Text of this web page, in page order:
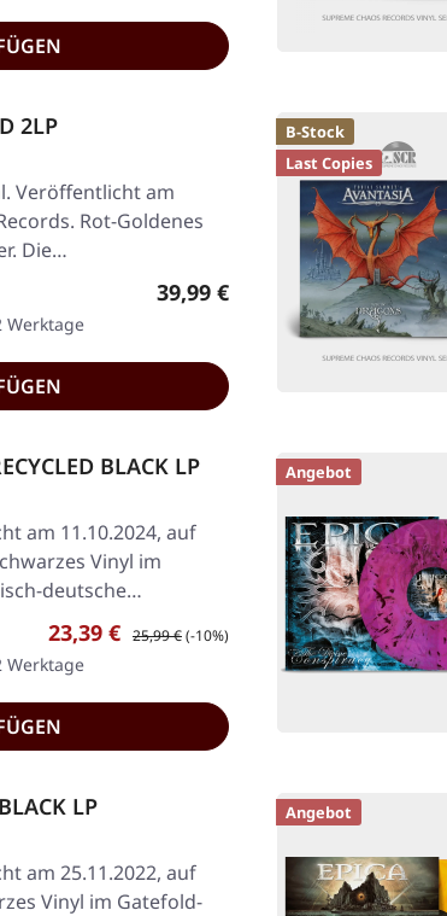
2LP
Veröffentlicht am
Rot-Goldenes
Die…
Regulärer Preis:
39,99 €
Werktage
B-Stock
Last Copies
BLACK LP
am 11.10.2024, auf
Vinyl im
deutsche…
Verkaufspreis:
23,39 € Regulärer Preis:
25,99 €(-10%)
Werktage
Angebot
LP
am 25.11.2022, auf
Vinyl im Gatefold-
Angebot